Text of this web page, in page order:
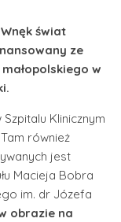
świat
ze
w
Klinicznym
również
jest
Macieja Bobra
im. dr Józefa
obrazie na